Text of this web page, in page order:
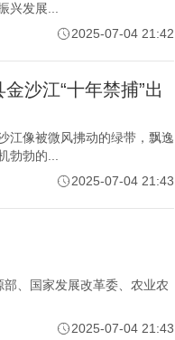
兴发展...
2025-07-04 21:42
沙江“十年禁捕”出
江像被微风拂动的绿带，飘逸
勃勃的...
2025-07-04 21:43
、国家发展改革委、农业农
2025-07-04 21:43